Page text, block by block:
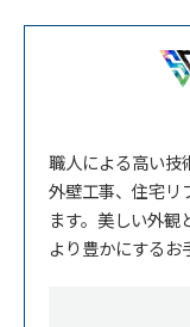
職人による高い技
外壁工事、住宅リ
ます。美しい外観
より豊かにするお